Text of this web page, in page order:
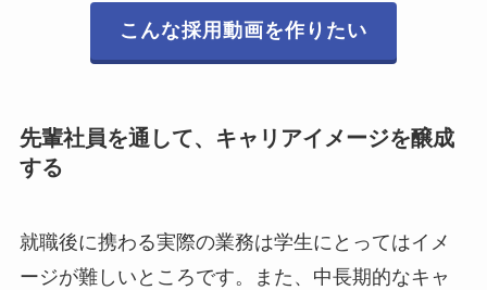
こんな採用動画を作りたい
先輩社員を通して、キャリアイメージを醸成
する
就職後に携わる実際の業務は学生にとってはイメ
ージが難しいところです。また、中長期的なキャ